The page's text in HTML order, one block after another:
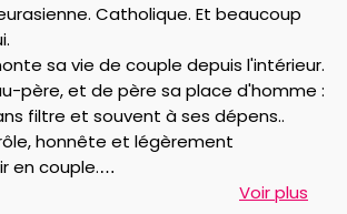
Catholique. Et beaucoup
sa vie de couple depuis l'intérieur.
père, et de père sa place d'homme :
filtre et souvent à ses dépens..
honnête et légèrement
en couple.
vérités font rire... jusqu'au retour à
Voir plus